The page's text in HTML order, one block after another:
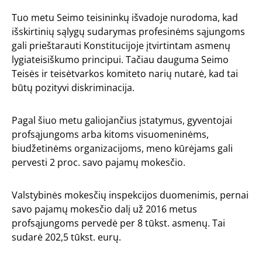
Tuo metu Seimo teisininkų išvadoje nurodoma, kad
išskirtinių sąlygų sudarymas profesinėms sąjungoms
gali prieštarauti Konstitucijoje įtvirtintam asmenų
lygiateisiškumo principui. Tačiau dauguma Seimo
Teisės ir teisėtvarkos komiteto narių nutarė, kad tai
būtų pozityvi diskriminacija.
Pagal šiuo metu galiojančius įstatymus, gyventojai
profsąjungoms arba kitoms visuomeninėms,
biudžetinėms organizacijoms, meno kūrėjams gali
pervesti 2 proc. savo pajamų mokesčio.
Valstybinės mokesčių inspekcijos duomenimis, pernai
savo pajamų mokesčio dalį už 2016 metus
profsąjungoms pervedė per 8 tūkst. asmenų. Tai
sudarė 202,5 tūkst. eurų.